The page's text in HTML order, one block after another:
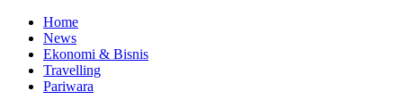
Home
News
Ekonomi & Bisnis
Travelling
Pariwara